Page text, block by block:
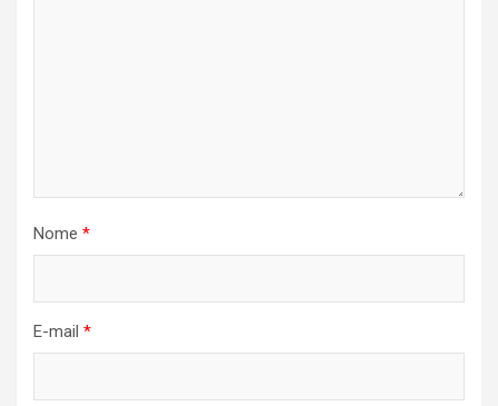
Nome *
E-mail *